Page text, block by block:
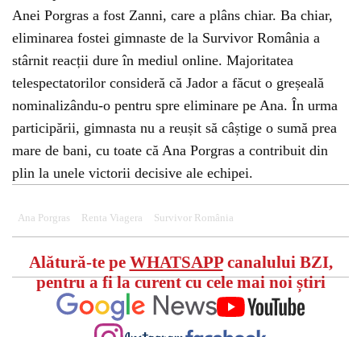
Anei Porgras a fost Zanni, care a plâns chiar. Ba chiar,
eliminarea fostei gimnaste de la Survivor România a
stârnit reacții dure în mediul online. Majoritatea
telespectatorilor consideră că Jador a făcut o greșeală
nominalizându-o pentru spre eliminare pe Ana. În urma
participării, gimnasta nu a reușit să câștige o sumă prea
mare de bani, cu toate că Ana Porgras a contribuit din
plin la unele victorii decisive ale echipei.
Ana Porgras Renta Viagera Survivor România
Alătură-te pe WHATSAPPcanalului BZI,
pentru a fi la curent cu cele mai noi știri